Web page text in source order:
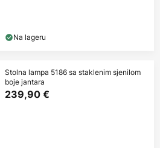
Na lageru
Stolna lampa 5186 sa staklenim sjenilom
boje jantara
239,90 €